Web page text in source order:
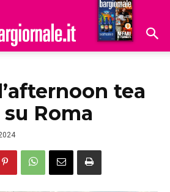
Hoteldomani
tea
Roma